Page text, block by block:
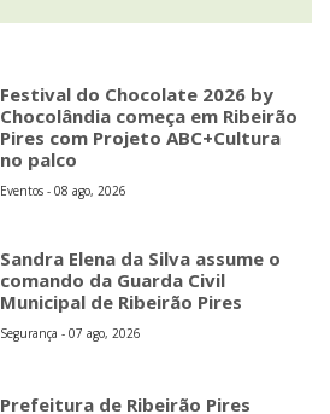
Festival do Chocolate 2026 by
Chocolândia começa em Ribeirão
Pires com Projeto ABC+Cultura
no palco
Eventos - 08 ago, 2026
Sandra Elena da Silva assume o
comando da Guarda Civil
Municipal de Ribeirão Pires
Segurança - 07 ago, 2026
Prefeitura de Ribeirão Pires